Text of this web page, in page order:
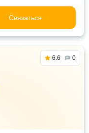
Связаться
6.6 0